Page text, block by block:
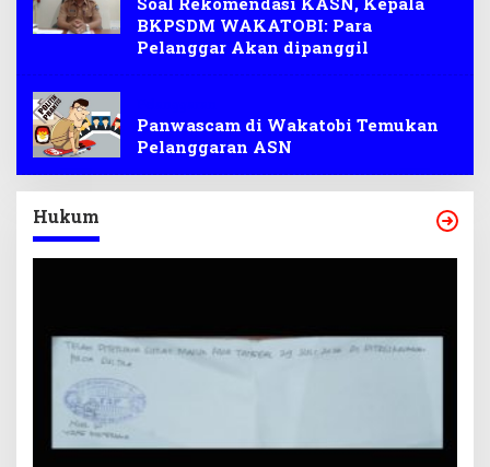
BKPSDM WAKATOBI: Para
Pelanggar Akan dipanggil
Panwascam di Wakatobi Temukan
Pelanggaran ASN
Hukum